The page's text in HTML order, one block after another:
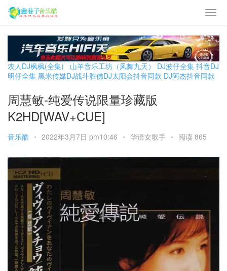
农人DJ枫枫(全集) 山羊音乐工坊（凤舞九天） DJ波仔全集 抖音DJ
明仔全集 黑米传媒DJ战斗胜佛DJ太阳会抖音同款 DJ阿杰抖音同款
周慧敏-纯爱传说限量珍藏版
K2HD[WAV+CUE]
音乐酷 • 2022年3月7日 pm10:46 • 华语女歌手 • 阅读 865